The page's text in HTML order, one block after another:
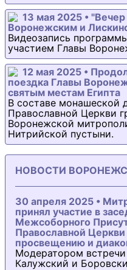
13 мая 2025 •
Воронежским и
Видеозапись
участием Главы
12 мая 2025 •
поездка Главы
святым местам Египта
В составе монашеской
Православной Церкви
Воронежской
Нитрийской пустыни.
НОВОСТИ
30 апреля 2025 •
принял участие в
Межсоборного
Православной
просвещению и
Модератором
Калужский и